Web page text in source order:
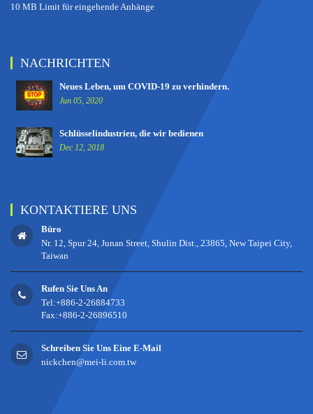
10 MB Limit für eingehende Anhänge
NACHRICHTEN
Neues Leben, um COVID-19 zu verhindern.
Jun 05, 2020
Schlüsselindustrien, die wir bedienen
Dec 12, 2018
KONTAKTIERE UNS
Büro
Nr. 12, Spur 24, Junan Street, Shulin Dist., 23865, New Taipei City,
Taiwan
Rufen Sie Uns An
Tel:+886-2-26884733
Fax:+886-2-26896510
Schreiben Sie Uns Eine E-Mail
nickchen@mei-li.com.tw